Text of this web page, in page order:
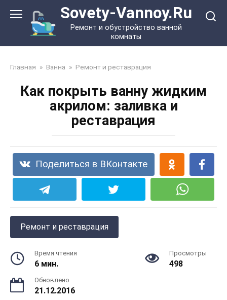
контенту
Sovety-Vannoy.Ru
Ремонт и обустройство ванной
комнаты
Главная » Ванна » Ремонт и реставрация
Как покрыть ванну жидким
акрилом: заливка и
реставрация
Поделиться в ВКонтакте
Ремонт и реставрация
Время чтения
6 мин.
Просмотры
498
Обновлено
21.12.2016